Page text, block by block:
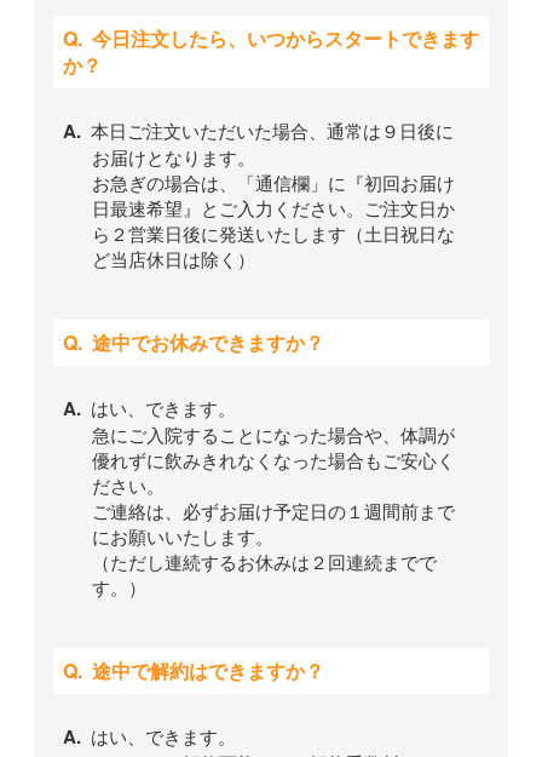
今日注文したら、いつからスタートできます
か？
本日ご注文いただいた場合、通常は９日後に
お届けとなります。
お急ぎの場合は、「通信欄」に『初回お届け
日最速希望』とご入力ください。ご注文日か
ら２営業日後に発送いたします（土日祝日な
ど当店休日は除く）
途中でお休みできますか？
はい、できます。
急にご入院することになった場合や、体調が
優れずに飲みきれなくなった場合もご安心く
ださい。
ご連絡は、必ずお届け予定日の１週間前まで
にお願いいたします。
（ただし連続するお休みは２回連続までで
す。）
途中で解約はできますか？
はい、できます。